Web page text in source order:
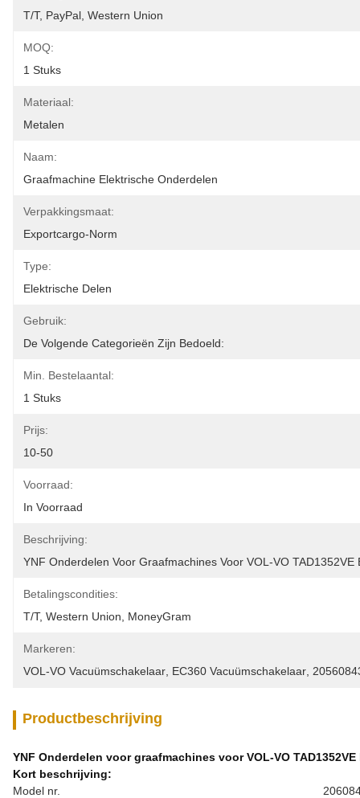
T/T, PayPal, Western Union
MOQ:
1 Stuks
Materiaal:
Metalen
Naam:
Graafmachine Elektrische Onderdelen
Verpakkingsmaat:
Exportcargo-Norm
Type:
Elektrische Delen
Gebruik:
De Volgende Categorieën Zijn Bedoeld:
Min. Bestelaantal:
1 Stuks
Prijs:
10-50
Voorraad:
In Voorraad
Beschrijving:
YNF Onderdelen Voor Graafmachines Voor VOL-VO
Betalingscondities:
T/T, Western Union, MoneyGram
Markeren:
VOL-VO Vacuümschakelaar EC360 Vacuümschakelaar
Productbeschrijving
YNF Onderdelen voor graafmachines voor VOL-VO
Kort beschrijving:
Model nr.